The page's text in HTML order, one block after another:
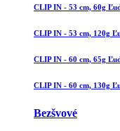
CLIP IN - 53 cm, 60g
CLIP IN - 53 cm, 120g
CLIP IN - 60 cm, 65g
CLIP IN - 60 cm, 130g
Bezšvové